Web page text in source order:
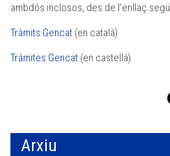
ambdós inclosos, des de l’enllaç
Tràmits Gencat (en català)
Trámites Gencat (en castellà)
Arxiu